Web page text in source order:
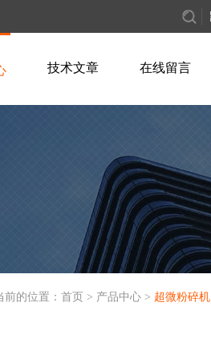
技术文章 在线留言
前的位置： 首页 > 产品中心 > 超微粉碎机